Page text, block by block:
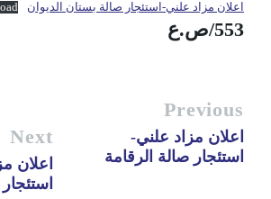
اعلان مزاد علني-استئجار صالة بستان الديوان
553/ص.ع
Previous
اعلان مزاد علني-
استئجار صالة الرقامة
Next
اعلان